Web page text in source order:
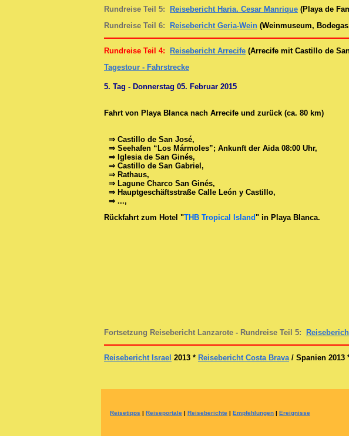
Rundreise Teil 5:
Reisebericht Haria. Cesar Manrique (Playa de
Rundreise Teil 6:
Reisebericht Geria-Wein (Weinmuseum,
Rundreise Teil 4: Reisebericht Arrecife (Arrecife mit Castillo de
Tagestour - Fahrstrecke
5. Tag - Donnerstag 05. Februar 2015
Fahrt von Playa Blanca nach Arrecife und zurück (ca. 80 km)
⇒ Castillo de San José,
⇒ Seehafen “Los Mármoles”; Ankunft der Aida 08:00 Uhr,
⇒ Iglesia de San Ginés,
⇒ Castillo de San Gabriel,
⇒ Rathaus,
⇒ Lagune Charco San Ginés,
⇒ Hauptgeschäftsstraße Calle León y Castillo,
⇒ ...,
Rückfahrt zum Hotel "THB Tropical Island" in Playa Blanca.
Fortsetzung Reisebericht Lanzarote - Rundreise Teil 5:
Reisebericht Israel 2013 * Reisebericht Costa Brava/ Spanien 2013
Reisetipps | Reiseportale | Reiseberichte | Empfehlungen | Ereignisse